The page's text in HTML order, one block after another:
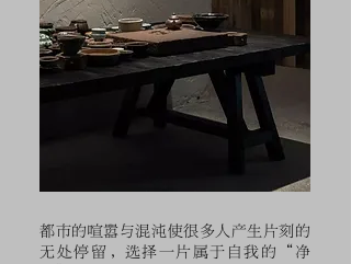
都市的喧嚣与混沌使很多人产生片刻的
无处停留，选择一片属于自我的“净